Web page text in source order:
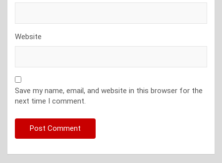
Website
Save my name, email, and website in this browser for the
next time I comment.